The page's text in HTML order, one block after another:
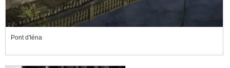
Pont d'Iéna